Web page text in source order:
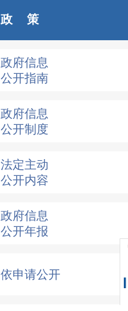
政 策
政府信息
公开指南
政府信息
公开制度
法定主动
公开内容
政府信息
公开年报
依申请公开